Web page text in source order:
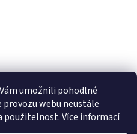
umožnili pohodlné
webu neustále
použitelnost.Více informací